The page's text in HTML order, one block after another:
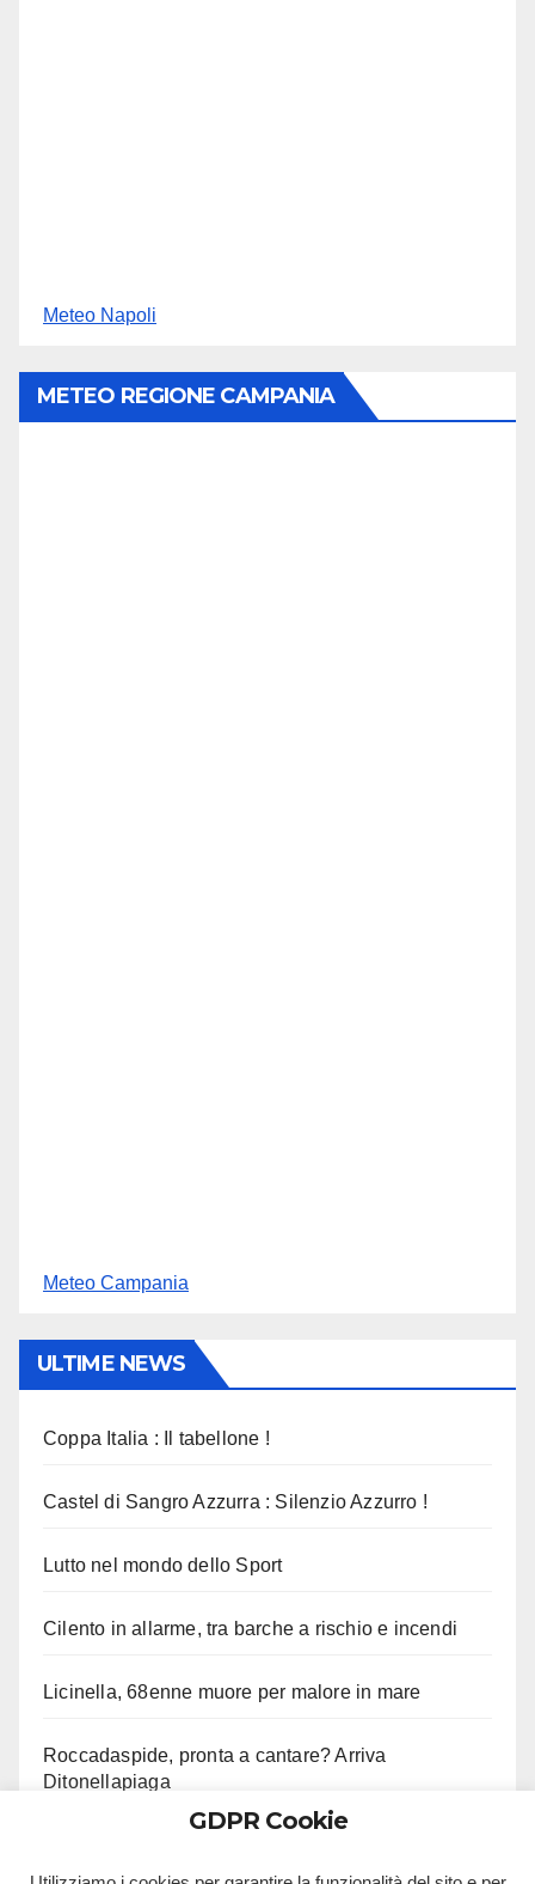
Meteo Napoli
METEO REGIONE CAMPANIA
Meteo Campania
ULTIME NEWS
Coppa Italia : Il tabellone !
Castel di Sangro Azzurra : Silenzio Azzurro !
Lutto nel mondo dello Sport
Cilento in allarme, tra barche a rischio e incendi
Licinella, 68enne muore per malore in mare
Roccadaspide, pronta a cantare? Arriva
Ditonellapiaga
GDPR Cookie